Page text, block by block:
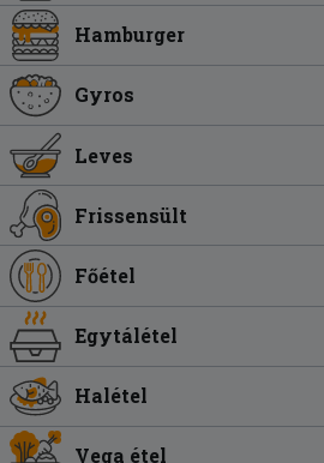
Hamburger
Gyros
Leves
Frissensült
Főétel
Egytálétel
Halétel
Vega étel